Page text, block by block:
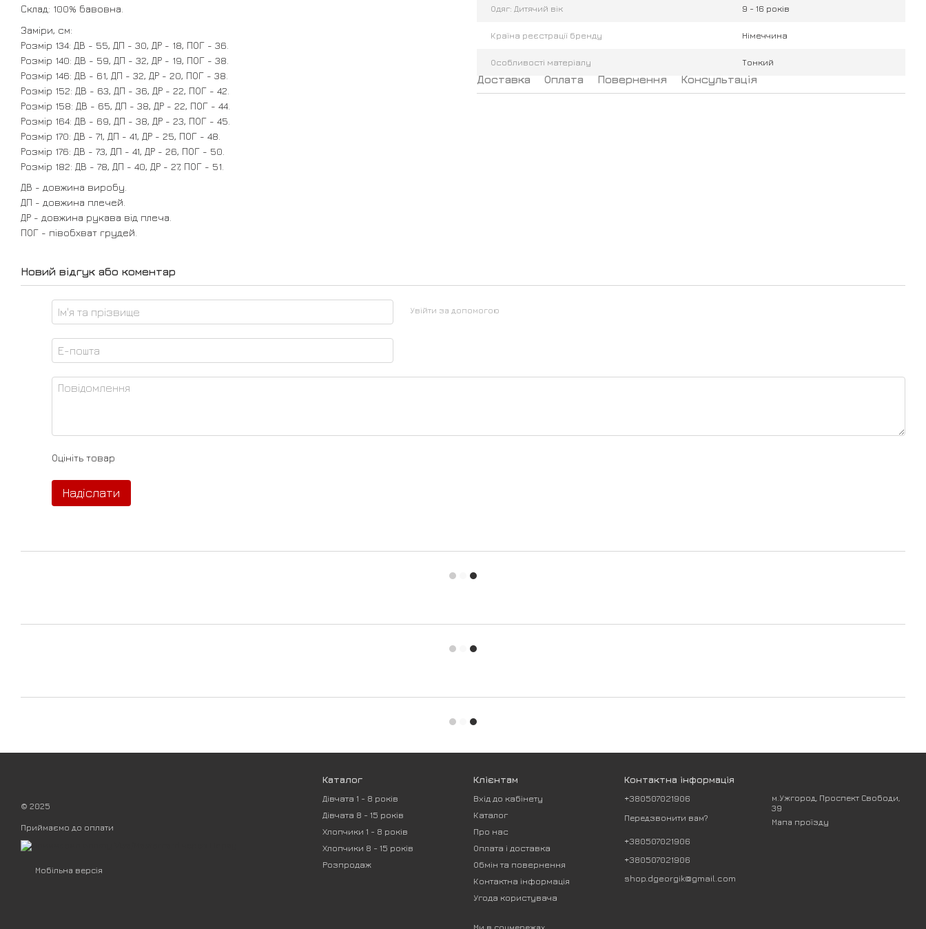
Склад: 100% бавовна.
Заміри, см:
Розмір 134: ДВ - 55, ДП - 30, ДР - 18, ПОГ - 36.
Розмір 140: ДВ - 59, ДП - 32, ДР - 19, ПОГ - 38.
Розмір 146: ДВ - 61, ДП - 32, ДР - 20, ПОГ - 38.
Розмір 152: ДВ - 63, ДП - 36, ДР - 22, ПОГ - 42.
Розмір 158: ДВ - 65, ДП - 38, ДР - 22, ПОГ - 44.
Розмір 164: ДВ - 69, ДП - 38, ДР - 23, ПОГ - 45.
Розмір 170: ДВ - 71, ДП - 41, ДР - 25, ПОГ - 48.
Розмір 176: ДВ - 73, ДП - 41, ДР - 26, ПОГ - 50.
Розмір 182: ДВ - 78, ДП - 40, ДР - 27, ПОГ - 51.
ДВ - довжина виробу.
ДП - довжина плечей.
ДР - довжина рукава від плеча.
ПОГ - півобхват грудей.
Одяг: Дитячий вік 9 - 16 років
Країна реєстрації бренду Німеччина
Особливості матеріалу Тонкий
Доставка Оплата Повернення Консультація
Новий відгук або коментар
Увійти за допомогою
Оцініть товар
Надіслати
© 2025
Приймаємо до оплати
Мобільна версія
Каталог
Дівчата 1 - 8 років
Дівчата 8 - 15 років
Хлопчики 1 - 8 років
Хлопчики 8 - 15 років
Розпродаж
Клієнтам
Вхід до кабінету
Каталог
Про нас
Оплата і доставка
Обмін та повернення
Контактна інформація
Угода користувача
Контактна інформація
+380507021906
Передзвонити вам?
+380507021906
+380507021906
shop.dgeorgik@gmail.com
м.Ужгород, Проспект Свободи,
39
Мапа проїзду